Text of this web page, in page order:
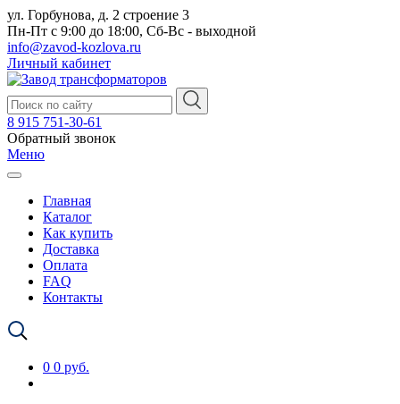
ул. Горбунова, д. 2 строение 3
Пн-Пт с 9:00 до 18:00, Сб-Вс - выходной
info@zavod-kozlova.ru
Личный кабинет
8 915 751-30-61
Обратный звонок
Меню
Главная
Каталог
Как купить
Доставка
Оплата
FAQ
Контакты
0 0 руб.